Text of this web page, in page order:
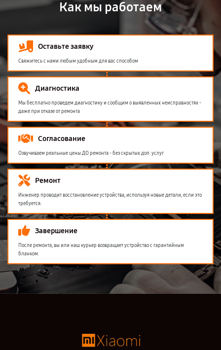
Как мы работаем
Оставьте заявку
Свяжитесь с нами любым удобным для вас способом
Диагностика
Мы бесплатно проведем диагностику и сообщим о выявленных неисправностях -
даже при отказе от ремонта
Согласование
Озвучиваем реальные цены ДО ремонта - без скрытых доп. услуг
Ремонт
Инженер проводит восстановление устройства, используя новые детали, если это
требуется.
Завершение
После ремонта, вы или наш курьер возвращает устройство с гарантийным
бланком.